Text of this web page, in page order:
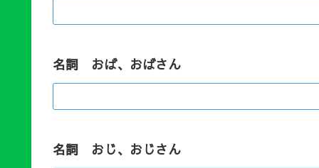
名詞 おば、おばさん
名詞 おじ、おじさん